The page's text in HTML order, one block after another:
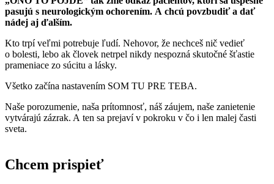
pasujú s neurologickým ochorením. A chcú povzbudiť a dať
nádej aj ďalším.
Kto trpí veľmi potrebuje ľudí. Nehovor, že nechceš nič vedieť
o bolesti, lebo ak človek netrpel nikdy nespozná skutočné šťastie
prameniace zo súcitu a lásky.
Všetko začína nastavením SOM TU PRE TEBA.
Naše porozumenie, naša prítomnosť, náš záujem, naše zanietenie
vytvárajú zázrak. A ten sa prejaví v pokroku v čo i len malej časti
sveta.
Chcem prispieť